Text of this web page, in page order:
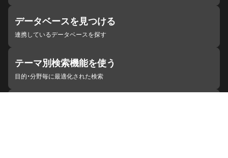
データベースを見つける
連携しているデータベースを探す
テーマ別検索機能を使う
目的・分野毎に最適化された検索